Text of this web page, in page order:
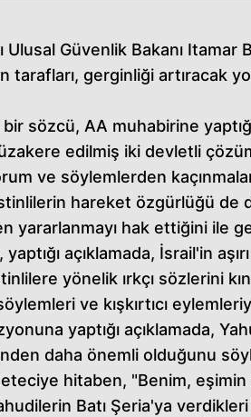
Ulusal Güvenlik Bakanı
tarafları, gerginliği artıracak
bir sözcü, AA muhabirine
edilmiş iki devletli
ve söylemlerden
hareket özgürlüğü de
yararlanmayı hak ettiğini ile
yaptığı açıklamada, İsrail'in
yönelik ırkçı sözlerini
ve kışkırtıcı
yaptığı açıklamada,
daha önemli olduğunu
hitaben, "Benim, eşimin
Batı Şeria'ya